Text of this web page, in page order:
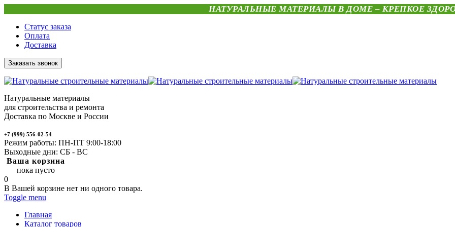
НАТУРАЛЬНЫЕ МАТЕРИАЛЫ В ДОМЕ – КРЕПКОЕ
Статус заказа
Оплата
Доставка
Заказать звонок
Натуральные материалы
для строительства и ремонта
Доставка по Москве и России
+7 (999) 556-02-54
Режим работы: ПН-ПТ 9:00-18:00
Выходные дни: СБ - ВС
Ваша корзина
пока пусто
0
В Вашей корзине нет ни одного товара.
Toggle menu
Главная
Каталог товаров